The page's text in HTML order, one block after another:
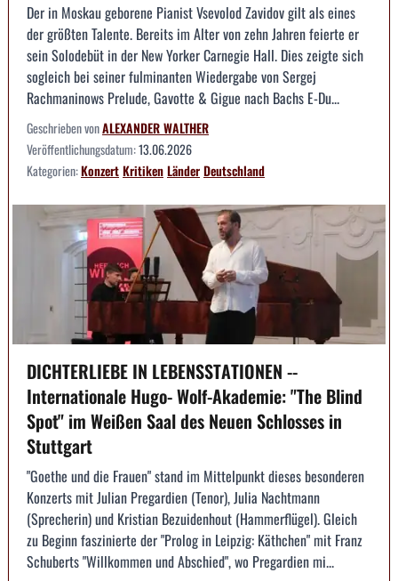
Der in Moskau geborene Pianist Vsevolod Zavidov gilt als eines
der größten Talente. Bereits im Alter von zehn Jahren feierte er
sein Solodebüt in der New Yorker Carnegie Hall. Dies zeigte sich
sogleich bei seiner fulminanten Wiedergabe von Sergej
Rachmaninows Prelude, Gavotte & Gigue nach Bachs E-Du...
Geschrieben vonALEXANDER WALTHER
Veröffentlichungsdatum:13.06.2026
Kategorien:KonzertKritikenLänderDeutschland
DICHTERLIEBE IN LEBENSSTATIONEN --
Internationale Hugo- Wolf-Akademie: "The Blind
Spot" im Weißen Saal des Neuen Schlosses in
Stuttgart
"Goethe und die Frauen" stand im Mittelpunkt dieses besonderen
Konzerts mit Julian Pregardien (Tenor), Julia Nachtmann
(Sprecherin) und Kristian Bezuidenhout (Hammerflügel). Gleich
zu Beginn faszinierte der "Prolog in Leipzig: Käthchen" mit Franz
Schuberts "Willkommen und Abschied", wo Pregardien mi...